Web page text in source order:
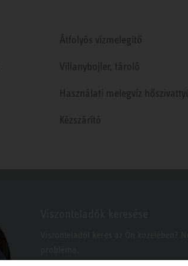
Átfolyós vízmelegítő
Villanybojler, tároló
Használati melegvíz
Kézszárító